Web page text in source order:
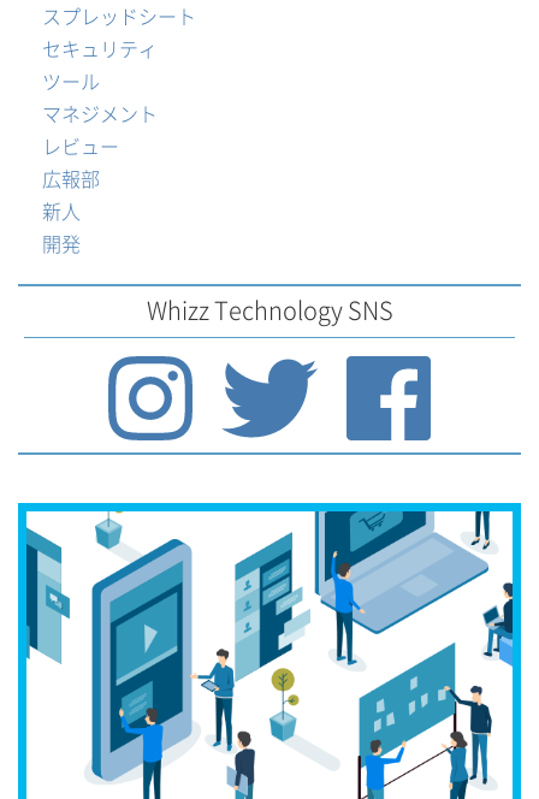
スプレッドシート
セキュリティ
ツール
マネジメント
レビュー
広報部
新人
開発
Whizz Technology SNS